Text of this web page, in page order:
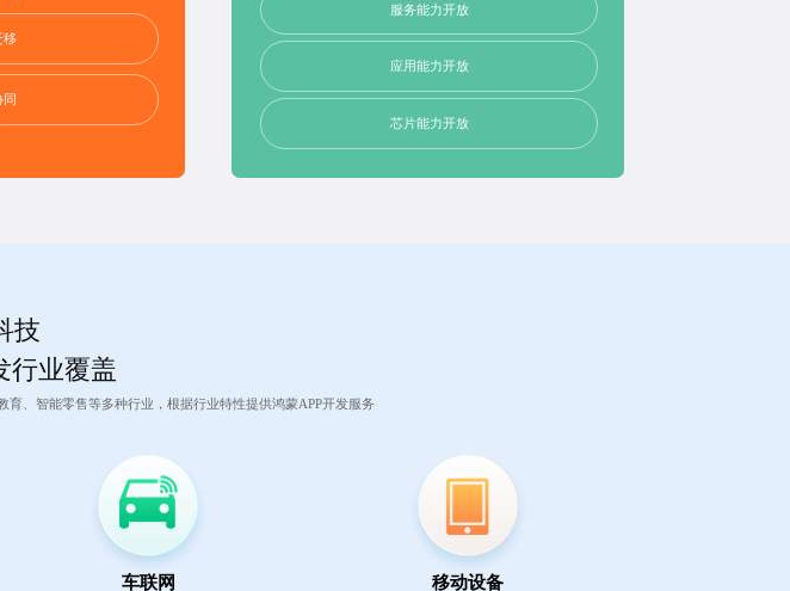
移
同
服务能力开放
应用能力开放
芯片能力开放
技
行业覆盖
、智能零售等多种行业，根据行业特性提供鸿蒙APP开发服务
车联网 移动设备